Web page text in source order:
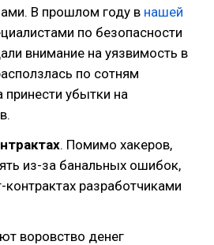
В прошлом году в нашей
по безопасности
внимание на уязвимость в
по сотням
принести убытки на
. Помимо хакеров,
из-за банальных ошибок,
разработчиками
воровство денег